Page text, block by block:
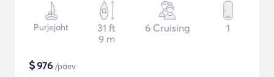
Purjejaht
31 ft
9 m
6 Cruising 1
$976 /päev